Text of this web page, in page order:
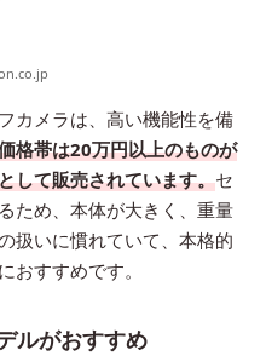
カメラは、高い機能性を備
格帯は20万円以上のものが
して販売されています。セ
ため、本体が大きく、重量
扱いに慣れていて、本格的
おすすめです。
ルがおすすめ